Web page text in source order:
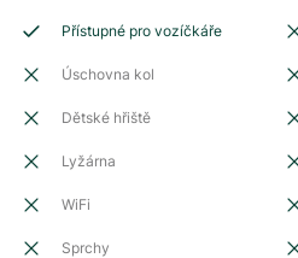
Přístupné pro vozíčkáře
Úschovna kol
Dětské hřiště
Lyžárna
WiFi
Sprchy